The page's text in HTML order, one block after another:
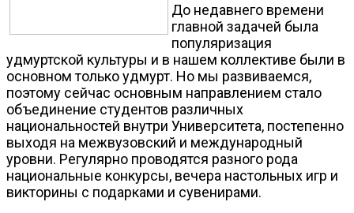
До недавнего времени
главной задачей была
популяризация
удмуртской культуры и в нашем коллективе были в
основном только удмурт. Но мы развиваемся,
поэтому сейчас основным направлением стало
объединение студентов различных
национальностей внутри Университета, постепенно
выходя на межвузовский и международный
уровни. Регулярно проводятся разного рода
национальные конкурсы, вечера настольных игр и
викторины с подарками и сувенирами.